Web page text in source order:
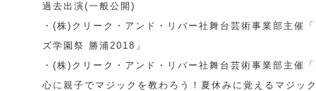
過去出演(一般公開)
・(株)クリーク・アンド・リバー社舞台芸術事業部主催
ズ学園祭 勝浦2018」
・(株)クリーク・アンド・リバー社舞台芸術事業部主催
心に親子でマジックを教わろう！夏休みに覚えるマジッ